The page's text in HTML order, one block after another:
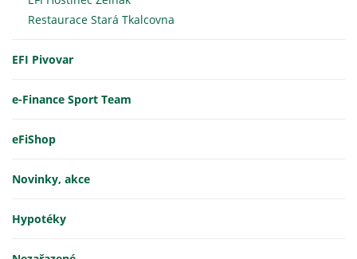
Restaurace Stará Tkalcovna
EFI Pivovar
e-Finance Sport Team
eFiShop
Novinky, akce
Hypotéky